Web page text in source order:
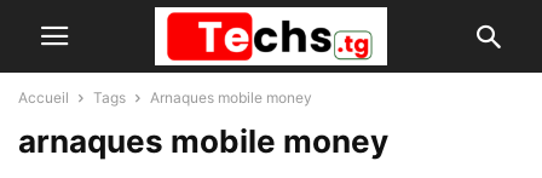
Accueil Tags Arnaques mobile money
arnaques mobile money